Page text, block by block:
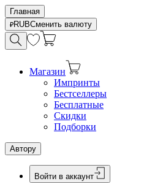
Главная
RUBСменить валюту
Магазин
Импринты
Бестселлеры
Бесплатные
Скидки
Подборки
Автору
Войти в аккаунт